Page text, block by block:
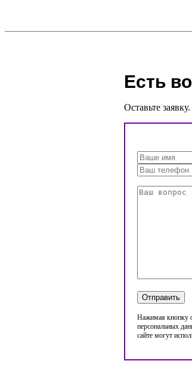
Есть
Оставьте
Нажимая кнопку
персональных
сайте могут